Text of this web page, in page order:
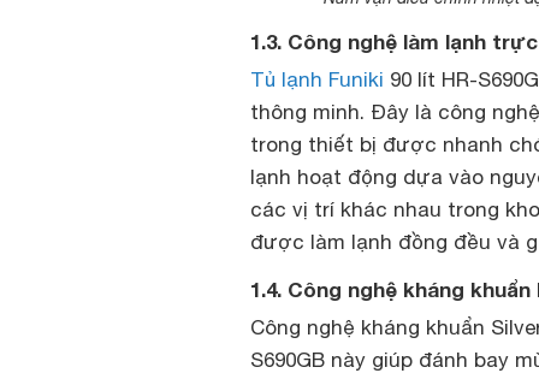
1.3. Công nghệ làm lạnh
Tủ lạnh Funiki 90 lít HR-
thông minh. Đây là công
trong thiết bị được nhanh
lạnh hoạt động dựa vào
các vị trí khác nhau trong
được làm lạnh đồng đều và
1.4. Công nghệ kháng
Công nghệ kháng khuẩn
S690GB này giúp đánh bay